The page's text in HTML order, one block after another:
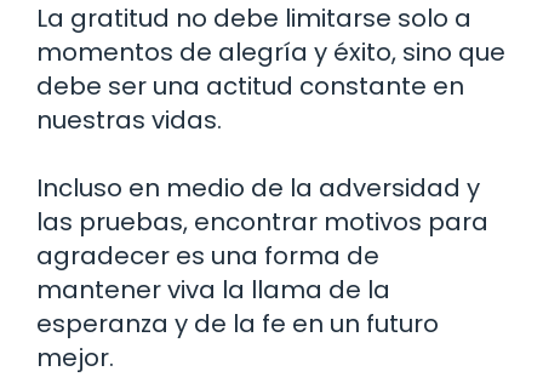
La gratitud no debe limitarse solo a
momentos de alegría y éxito, sino que
debe ser una actitud constante en
nuestras vidas.
Incluso en medio de la adversidad y
las pruebas, encontrar motivos para
agradecer es una forma de
mantener viva la llama de la
esperanza y de la fe en un futuro
mejor.